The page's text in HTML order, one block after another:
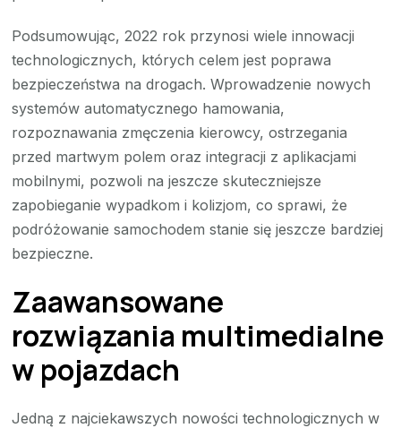
Podsumowując, 2022 rok przynosi wiele innowacji
technologicznych, których celem jest poprawa
bezpieczeństwa na drogach. Wprowadzenie nowych
systemów automatycznego hamowania,
rozpoznawania zmęczenia kierowcy, ostrzegania
przed martwym polem oraz integracji z aplikacjami
mobilnymi, pozwoli na jeszcze skuteczniejsze
zapobieganie wypadkom i kolizjom, co sprawi, że
podróżowanie samochodem stanie się jeszcze bardziej
bezpieczne.
Zaawansowane
rozwiązania multimedialne
w pojazdach
Jedną z najciekawszych nowości technologicznych w